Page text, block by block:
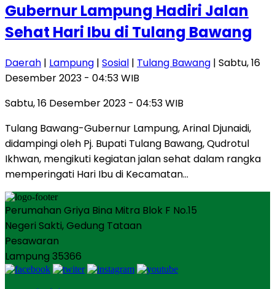
Gubernur Lampung Hadiri Jalan
Sehat Hari Ibu di Tulang Bawang
Daerah | Lampung | Sosial | Tulang Bawang | Sabtu, 16
Desember 2023 - 04:53 WIB
Sabtu, 16 Desember 2023 - 04:53 WIB
Tulang Bawang-Gubernur Lampung, Arinal Djunaidi,
didampingi oleh Pj. Bupati Tulang Bawang, Qudrotul
Ikhwan, mengikuti kegiatan jalan sehat dalam rangka
memperingati Hari Ibu di Kecamatan…
Perumahan Griya Bina Mitra Blok F No.15
Negeri Sakti, Gedung Tataan
Pesawaran
Lampung 35366